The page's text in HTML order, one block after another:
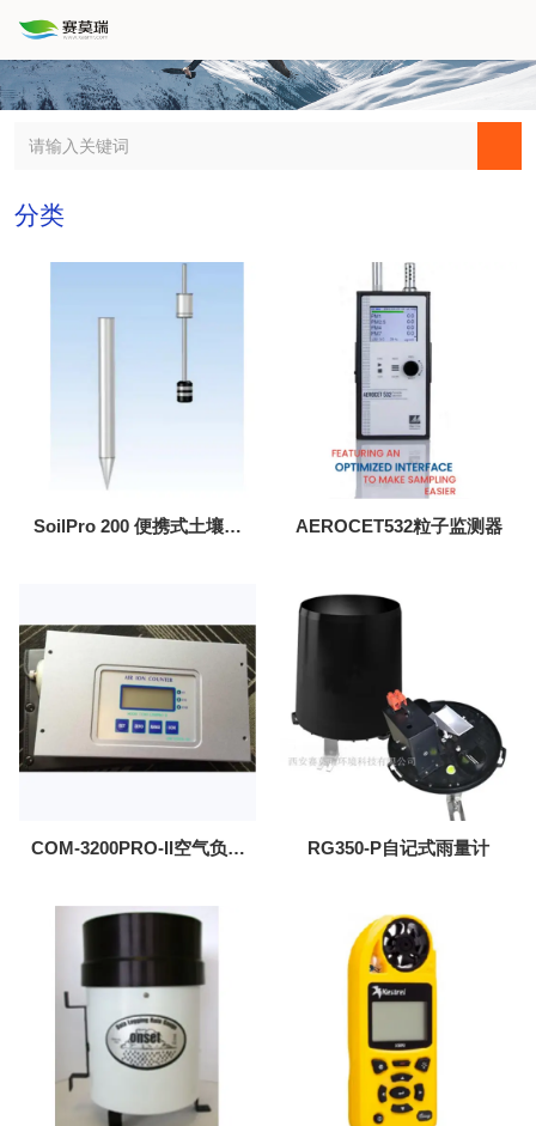
分类
SoilPro 200 便携式土壤剖
AEROCET532粒子监测器
COM-3200PRO-II空气负氧
RG350-P自记式雨量计